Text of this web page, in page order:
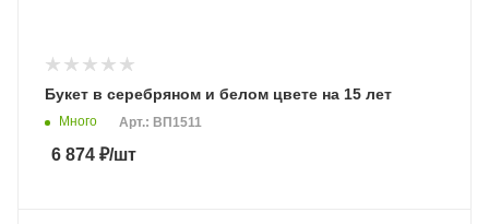
Букет в серебряном и белом цвете на 15 лет
Много Арт.: ВП1511
6 874 ₽/шт